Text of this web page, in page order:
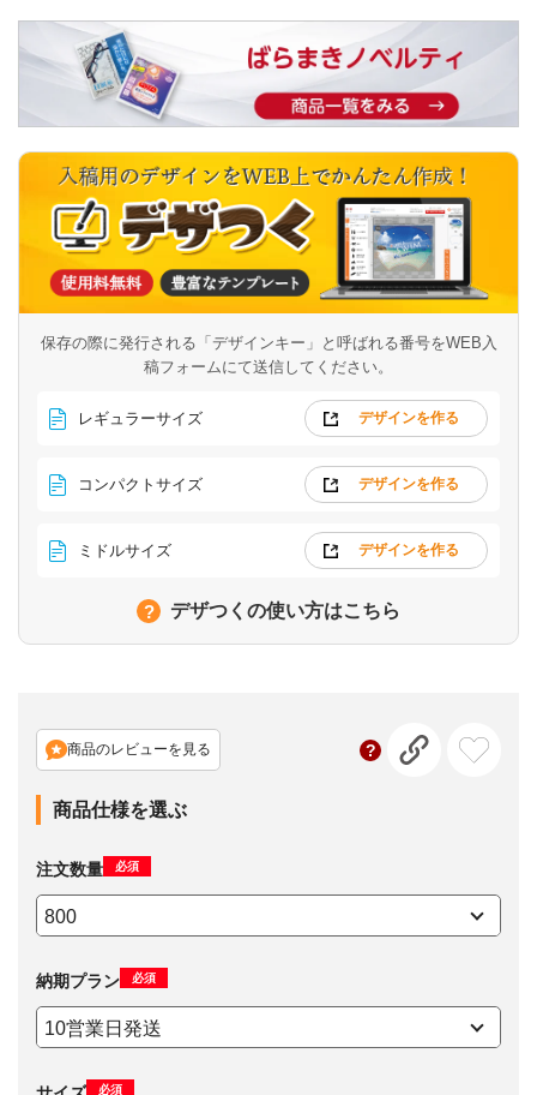
保存の際に発行される「デザインキー」と呼ばれる番号をWEB入
稿フォームにて送信してください。
レギュラーサイズ デザインを作る
コンパクトサイズ デザインを作る
ミドルサイズ デザインを作る
デザつくの使い方はこちら
商品のレビューを見る
商品仕様を選ぶ
注文数量 必須
納期プラン 必須
必須